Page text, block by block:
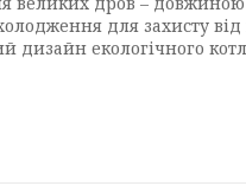
для захисту від
дизайн екологічного